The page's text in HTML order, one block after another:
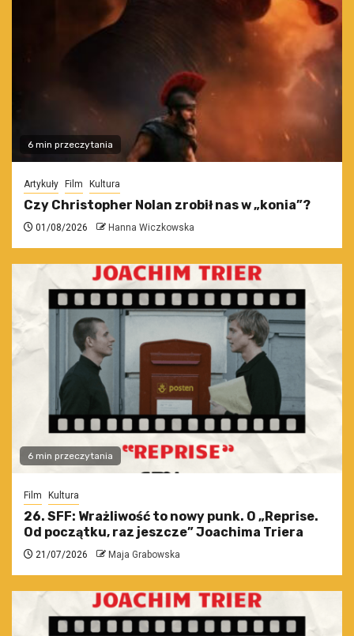
6 min przeczytania
Artykuły Film Kultura
Czy Christopher Nolan zrobił nas w „konia”?
01/08/2026 Hanna Wiczkowska
6 min przeczytania
Film Kultura
26. SFF: Wrażliwość to nowy punk. O „Reprise.
Od początku, raz jeszcze” Joachima Triera
21/07/2026 Maja Grabowska